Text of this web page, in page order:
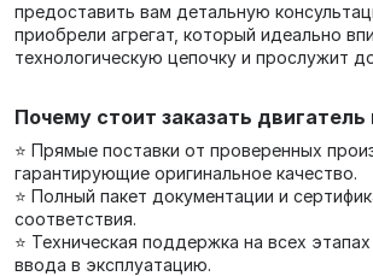
предоставить вам детальную
приобрели агрегат, который идеально
технологическую цепочку и прослужит
Почему стоит заказать
⭐ Прямые поставки от проверенных
гарантирующие оригинальное качество.
⭐ Полный пакет документации и
соответствия.
⭐ Техническая поддержка на всех
ввода в эксплуатацию.